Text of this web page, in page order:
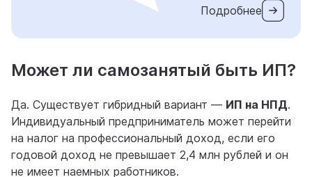
Подробнее
Может ли самозанятый быть ИП?
Да. Существует гибридный вариант — ИП на НПД.
Индивидуальный предприниматель может перейти
на налог на профессиональный доход, если его
годовой доход не превышает 2,4 млн рублей и он
не имеет наемных работников.